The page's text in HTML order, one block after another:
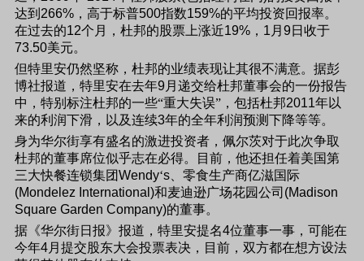
达到 266% ，高于标普500指数159%的平均投资回报率。
在过去的12个月，杜邦的股票上涨近19% ， 1 月 9日 收于
73.50美元。
但特里安仍然坚称，杜邦的业绩表现让其很不满意。据彭
博社报道，特里安在去年9月递交给杜邦董事会的一份报告
中，特别标注杜邦的一些“重大失误”，包括杜邦2011年以
来的利润下滑，以及连续3年的全年利润预测下降等等。
身为华尔街享有盛名的激进投资者，佩尔茨对于此次争取
杜邦的董事席位似乎志在必得。目前，他还担任着美国第
三大快餐连锁集团Wendy‘s 、零食生产商亿滋国际
(Mondelez International)和麦迪逊广场花园公司 (Madison
Square Garden Company)的董事。
据《华尔街日报》报道，特里安提名4位董事一事，可能在
今年4月提交股东大会投票表决，目前，双方都在想方设法